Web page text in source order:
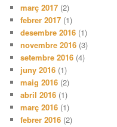
març 2017 (2)
febrer 2017 (1)
desembre 2016 (1)
novembre 2016 (3)
setembre 2016 (4)
juny 2016 (1)
maig 2016 (2)
abril 2016 (1)
març 2016 (1)
febrer 2016 (2)